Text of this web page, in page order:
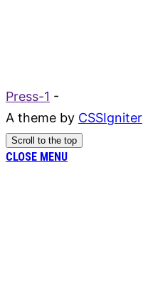
Press-1 -
A theme by CSSIgniter
Scroll to the top
CLOSE MENU